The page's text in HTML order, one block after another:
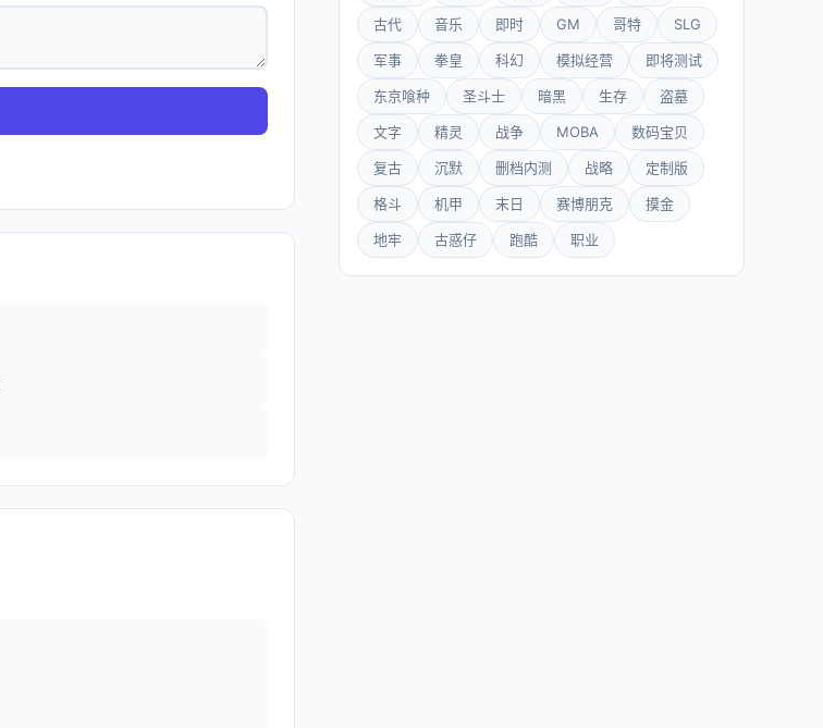
古代 音乐 即时 GM 哥特 SLG
军事 拳皇 科幻 模拟经营 即将测试
东京喰种 圣斗士 暗黑 生存 盗墓
文字 精灵 战争 MOBA 数码宝贝
复古 沉默 删档内测 战略 定制版
格斗 机甲 末日 赛博朋克 摸金
地牢 古惑仔 跑酷 职业